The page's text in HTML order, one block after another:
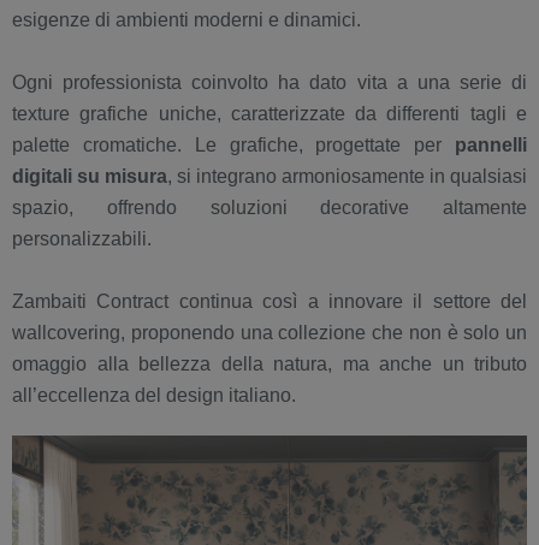
esigenze di ambienti moderni e dinamici.
Ogni professionista coinvolto ha dato vita a una serie di
texture grafiche uniche, caratterizzate da differenti tagli e
palette cromatiche. Le grafiche, progettate per pannelli
digitali su misura, si integrano armoniosamente in qualsiasi
spazio, offrendo soluzioni decorative altamente
personalizzabili.
Zambaiti Contract continua così a innovare il settore del
wallcovering, proponendo una collezione che non è solo un
omaggio alla bellezza della natura, ma anche un tributo
all’eccellenza del design italiano.